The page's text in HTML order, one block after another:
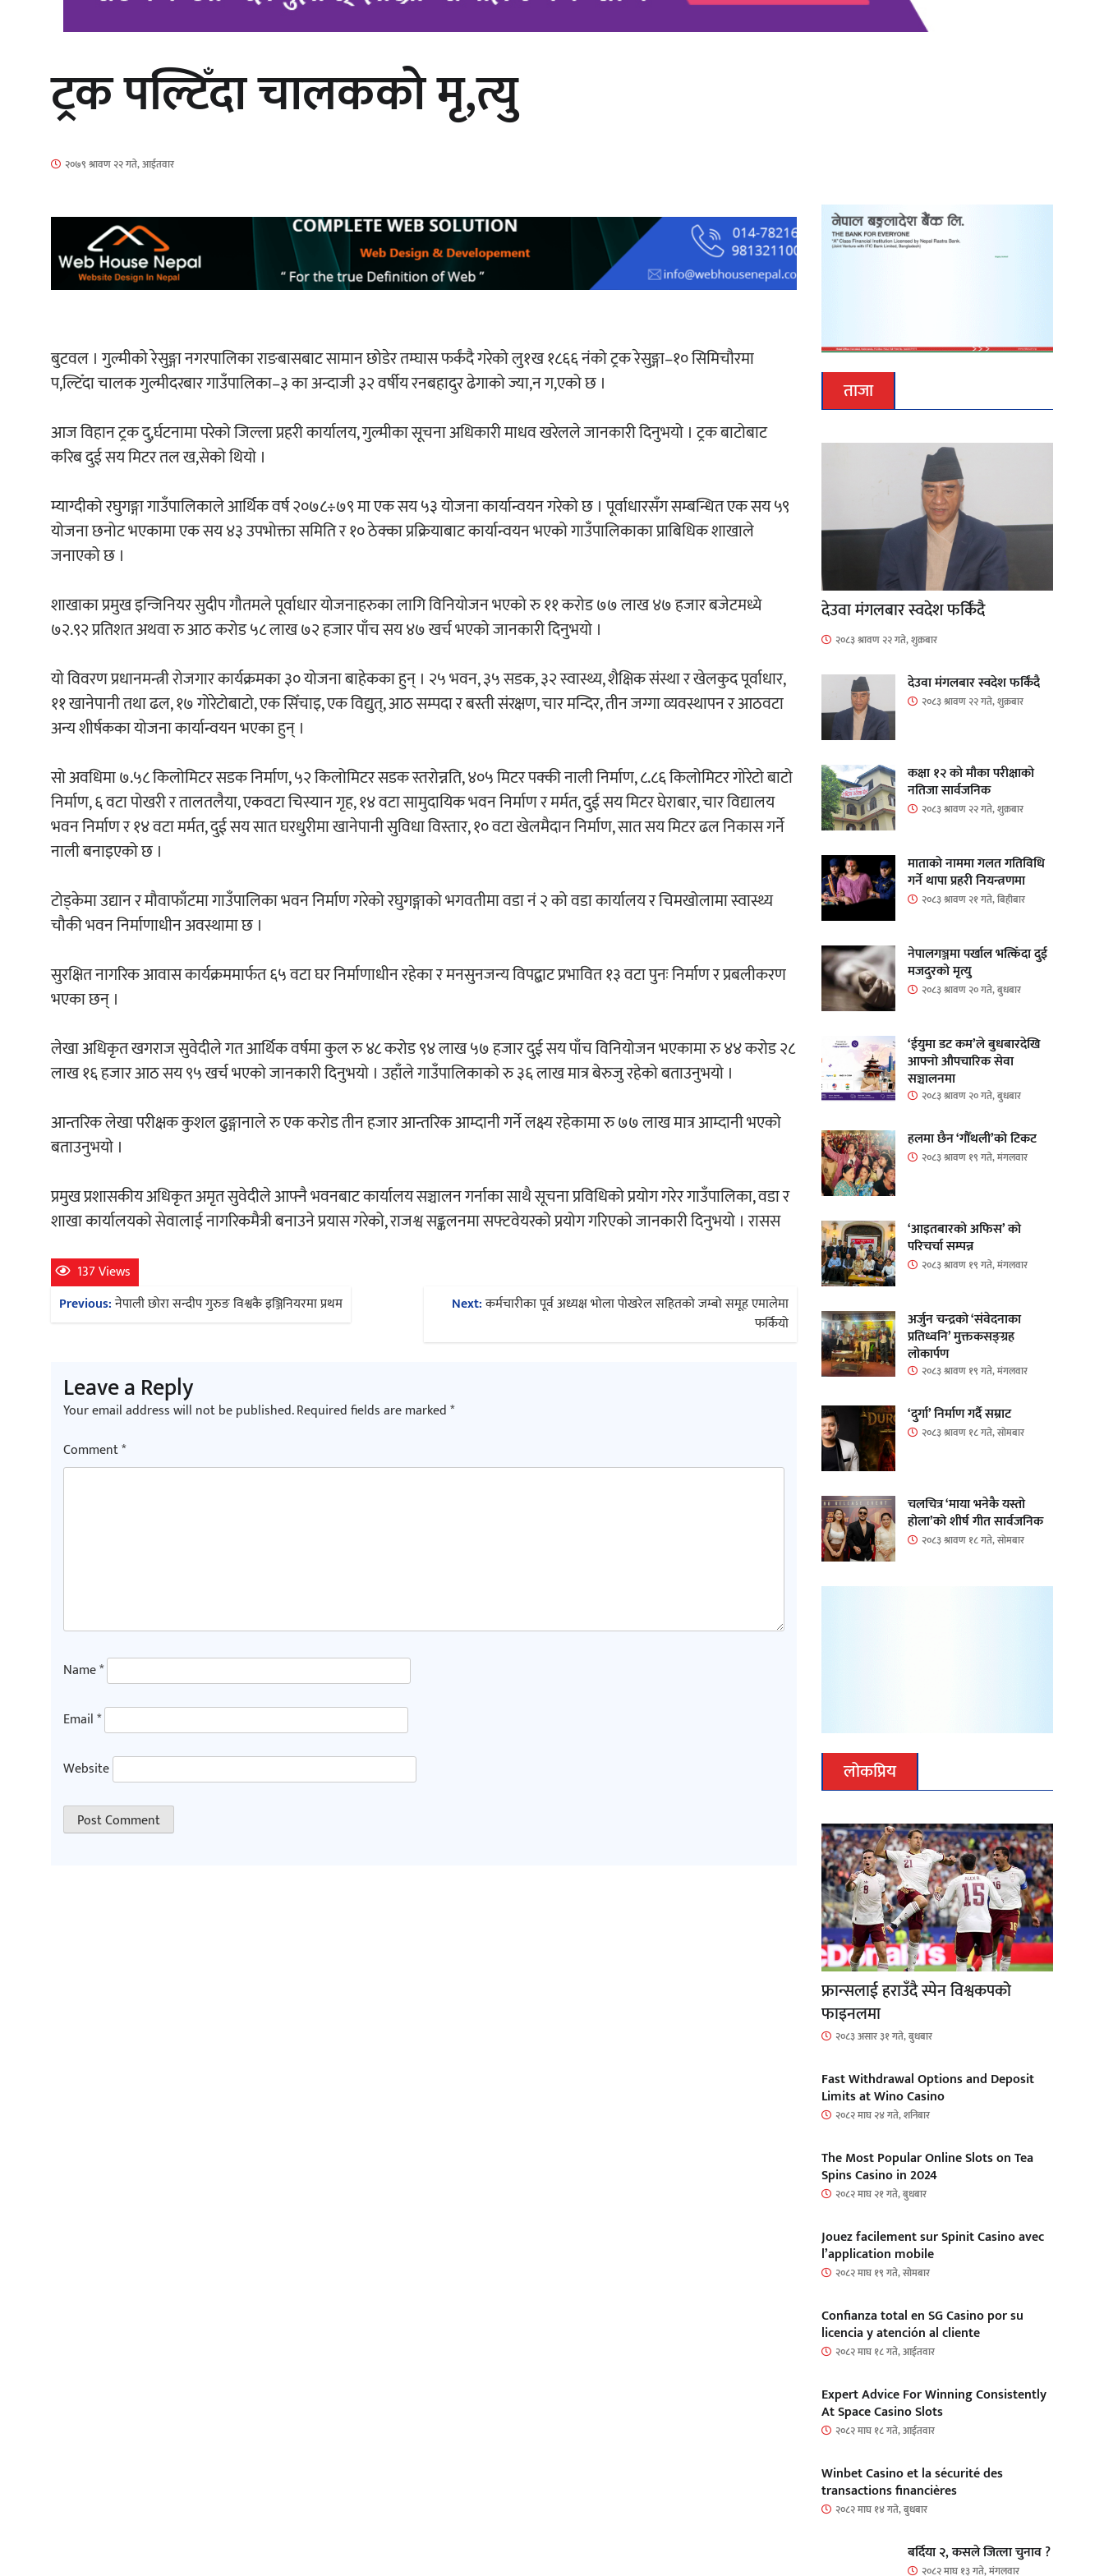
‘आइतबारको अफिस’ को परिचर्चा सम्पन्न
अर्जुन चन्द्रको ‘संवेदनाका प्रतिध्वनि’
मुक्तकसङ्ग्रह लोकार्पण
चलचित्र ‘माया भनेकै यस्तो होला’को शीर्ष
गीत सार्वजनिक
ट्रक पल्टिँदा चालकको मृ,त्यु
२०७९ श्रावण २२ गते, आईतवार
बुटवल । गुल्मीको रेसुङ्गा नगरपालिका राङबासबाट सामान छोडेर तम्घास फर्कंदै गरेको लु१ख १८६६ नंको ट्रक रेसुङ्गा–१० सिमिचौरमा
प,ल्टिँदा चालक गुल्मीदरबार गाउँपालिका–३ का अन्दाजी ३२ वर्षीय रनबहादुर ढेगाको ज्या,न ग,एको छ ।
आज विहान ट्रक दु,र्घटनामा परेको जिल्ला प्रहरी कार्यालय, गुल्मीका सूचना अधिकारी माधव खरेलले जानकारी दिनुभयो । ट्रक बाटोबाट
करिब दुई सय मिटर तल ख,सेको थियो ।
म्याग्दीको रघुगङ्गा गाउँपालिकाले आर्थिक वर्ष २०७८÷७९ मा एक सय ५३ योजना कार्यान्वयन गरेको छ । पूर्वाधारसँग सम्बन्धित एक सय ५९
योजना छनोट भएकामा एक सय ४३ उपभोक्ता समिति र १० ठेक्का प्रक्रियाबाट कार्यान्वयन भएको गाउँपालिकाका प्राबिधिक शाखाले
जनाएको छ ।
शाखाका प्रमुख इन्जिनियर सुदीप गौतमले पूर्वाधार योजनाहरुका लागि विनियोजन भएको रु ११ करोड ७७ लाख ४७ हजार बजेटमध्ये
७२.९२ प्रतिशत अथवा रु आठ करोड ५८ लाख ७२ हजार पाँच सय ४७ खर्च भएको जानकारी दिनुभयो ।
यो विवरण प्रधानमन्त्री रोजगार कार्यक्रमका ३० योजना बाहेकका हुन् । २५ भवन, ३५ सडक, ३२ स्वास्थ्य, शैक्षिक संस्था र खेलकुद पूर्वाधार,
११ खानेपानी तथा ढल, १७ गोरेटोबाटो, एक सिँचाइ, एक विद्युत्, आठ सम्पदा र बस्ती संरक्षण, चार मन्दिर, तीन जग्गा व्यवस्थापन र आठवटा
अन्य शीर्षकका योजना कार्यान्वयन भएका हुन् ।
सो अवधिमा ७.५८ किलोमिटर सडक निर्माण, ५२ किलोमिटर सडक स्तरोन्नति, ४०५ मिटर पक्की नाली निर्माण, ८.८६ किलोमिटर गोरेटो बाटो
निर्माण, ६ वटा पोखरी र तालतलैया, एकवटा चिस्यान गृह, १४ वटा सामुदायिक भवन निर्माण र मर्मत, दुई सय मिटर घेराबार, चार विद्यालय
भवन निर्माण र १४ वटा मर्मत, दुई सय सात घरधुरीमा खानेपानी सुविधा विस्तार, १० वटा खेलमैदान निर्माण, सात सय मिटर ढल निकास गर्ने
नाली बनाइएको छ ।
टोड्केमा उद्यान र मौवाफाँटमा गाउँपालिका भवन निर्माण गरेको रघुगङ्गाको भगवतीमा वडा नं २ को वडा कार्यालय र चिमखोलामा स्वास्थ्य
चौकी भवन निर्माणाधीन अवस्थामा छ ।
सुरक्षित नागरिक आवास कार्यक्रममार्फत ६५ वटा घर निर्माणाधीन रहेका र मनसुनजन्य विपद्बाट प्रभावित १३ वटा पुनः निर्माण र प्रबलीकरण
भएका छन् ।
लेखा अधिकृत खगराज सुवेदीले गत आर्थिक वर्षमा कुल रु ४८ करोड ९४ लाख ५७ हजार दुई सय पाँच विनियोजन भएकामा रु ४४ करोड २८
लाख १६ हजार आठ सय ९५ खर्च भएको जानकारी दिनुभयो । उहाँले गाउँपालिकाको रु ३६ लाख मात्र बेरुजु रहेको बताउनुभयो ।
आन्तरिक लेखा परीक्षक कुशल ढुङ्गानाले रु एक करोड तीन हजार आन्तरिक आम्दानी गर्ने लक्ष्य रहेकामा रु ७७ लाख मात्र आम्दानी भएको
बताउनुभयो ।
प्रमुख प्रशासकीय अधिकृत अमृत सुवेदीले आफ्नै भवनबाट कार्यालय सञ्चालन गर्नाका साथै सूचना प्रविधिको प्रयोग गरेर गाउँपालिका, वडा र
शाखा कार्यालयको सेवालाई नागरिकमैत्री बनाउने प्रयास गरेको, राजश्व सङ्कलनमा सफ्टवेयरको प्रयोग गरिएको जानकारी दिनुभयो । रासस
137 Views
Post
navigation
Previous:नेपाली छोरा सन्दीप गुरुङ विश्वकै इञ्जिनियरमा प्रथम Next:कर्मचारीका पूर्व अध्यक्ष भोला पोखरेल सहितको जम्बो समूह एमालेमा
फर्कियो
Leave a Reply
Your email address will not be published.Required fields are marked*
Comment*
Name*
Email*
Website
ताजा
देउवा मंगलबार स्वदेश फर्किंदै
२०८३ श्रावण २२ गते, शुक्रबार
देउवा मंगलबार स्वदेश फर्किंदै
२०८३ श्रावण २२ गते, शुक्रबार
कक्षा १२ को मौका परीक्षाको
नतिजा सार्वजनिक
२०८३ श्रावण २२ गते, शुक्रबार
माताकाे नाममा गलत गतिविधि
गर्ने थापा प्रहरी नियन्त्रणमा
२०८३ श्रावण २१ गते, बिहीबार
नेपालगञ्जमा पर्खाल भत्किँदा दुई
मजदुरको मृत्यु
२०८३ श्रावण २० गते, बुधबार
‘ईयुमा डट कम’ले बुधबारदेखि
आफ्नो औपचारिक सेवा
सञ्चालनमा
२०८३ श्रावण २० गते, बुधबार
हलमा छैन ‘गौँथली’को टिकट
२०८३ श्रावण १९ गते, मंगलवार
‘आइतबारको अफिस’ को
परिचर्चा सम्पन्न
२०८३ श्रावण १९ गते, मंगलवार
अर्जुन चन्द्रको ‘संवेदनाका
प्रतिध्वनि’ मुक्तकसङ्ग्रह
लोकार्पण
२०८३ श्रावण १९ गते, मंगलवार
‘दुर्गा’ निर्माण गर्दै सम्राट
२०८३ श्रावण १८ गते, सोमबार
चलचित्र ‘माया भनेकै यस्तो
होला’को शीर्ष गीत सार्वजनिक
२०८३ श्रावण १८ गते, सोमबार
लोकप्रिय
फ्रान्सलाई हराउँदै स्पेन विश्वकपको
फाइनलमा
२०८३ असार ३१ गते, बुधबार
Fast Withdrawal Options and Deposit
Limits at Wino Casino
२०८२ माघ २४ गते, शनिबार
The Most Popular Online Slots on Tea
Spins Casino in 2024
२०८२ माघ २१ गते, बुधबार
Jouez facilement sur Spinit Casino avec
l’application mobile
२०८२ माघ १९ गते, सोमबार
Confianza total en SG Casino por su
licencia y atención al cliente
२०८२ माघ १८ गते, आईतवार
Expert Advice For Winning Consistently
At Space Casino Slots
२०८२ माघ १८ गते, आईतवार
Winbet Casino et la sécurité des
transactions financières
२०८२ माघ १४ गते, बुधबार
बर्दिया २, कसले जित्ला चुनाव ?
२०८२ माघ १३ गते, मंगलवार